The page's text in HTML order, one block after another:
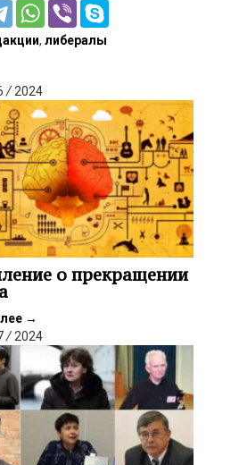
, либералы
/ 2024
о прекращении
→
/ 2024